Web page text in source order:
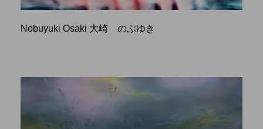
Nobuyuki Osaki 大崎 のぶゆき